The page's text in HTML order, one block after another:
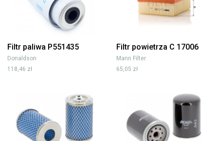
Filtr paliwa P551435
Donaldson
118,46 zł
Filtr powietrza C 17006
Mann Filter
65,05 zł